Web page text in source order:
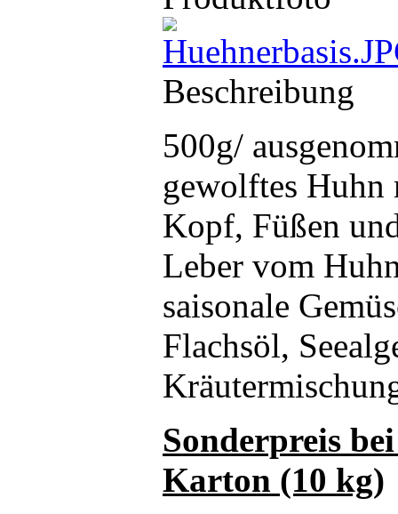
Beschreibung
500g/
gewolftes Huhn
Kopf, Füßen
Leber vom
saisonale
Flachsöl,
Sonderpreis
Karton (10 kg)